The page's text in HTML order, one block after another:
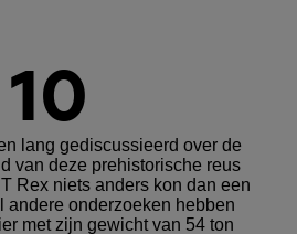
10